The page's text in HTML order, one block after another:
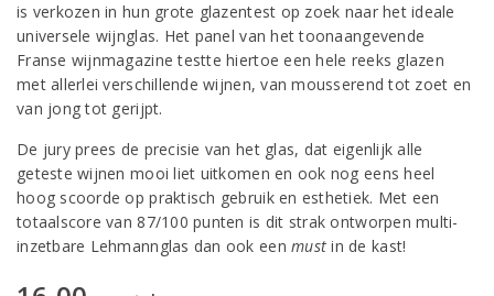
is verkozen in hun grote glazentest op zoek naar het ideale
universele wijnglas. Het panel van het toonaangevende
Franse wijnmagazine testte hiertoe een hele reeks glazen
met allerlei verschillende wijnen, van mousserend tot zoet en
van jong tot gerijpt.
De jury prees de precisie van het glas, dat eigenlijk alle
geteste wijnen mooi liet uitkomen en ook nog eens heel
hoog scoorde op praktisch gebruik en esthetiek. Met een
totaalscore van 87/100 punten is dit strak ontworpen multi-
inzetbare Lehmannglas dan ook eenmustin de kast!